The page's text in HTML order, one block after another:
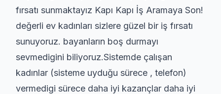
fırsatı sunmaktayız Kapı Kapı İş Aramaya Son!
değerli ev kadınları sizlere güzel bir iş fırsatı
sunuyoruz. bayanların boş durmayı
sevmedigini biliyoruz.Sistemde çalışan
kadınlar (sisteme uyduğu sürece , telefon)
vermedigi sürece daha iyi kazançlar daha iyi